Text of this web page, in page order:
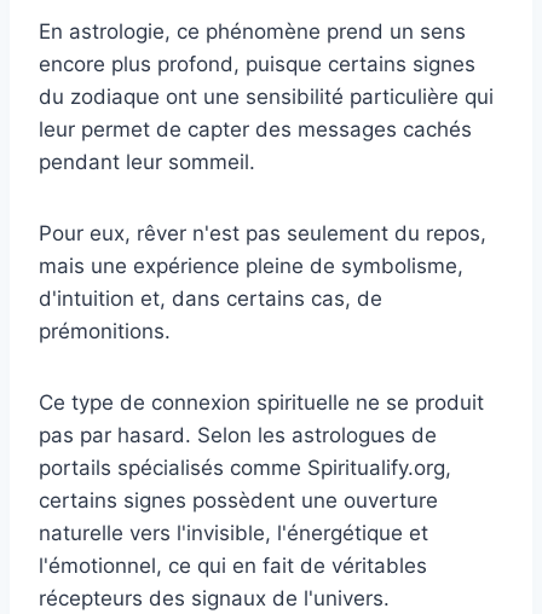
En astrologie, ce phénomène prend un sens
encore plus profond, puisque certains signes
du zodiaque ont une sensibilité particulière qui
leur permet de capter des messages cachés
pendant leur sommeil.
Pour eux, rêver n'est pas seulement du repos,
mais une expérience pleine de symbolisme,
d'intuition et, dans certains cas, de
prémonitions.
Ce type de connexion spirituelle ne se produit
pas par hasard. Selon les astrologues de
portails spécialisés comme Spiritualify.org,
certains signes possèdent une ouverture
naturelle vers l'invisible, l'énergétique et
l'émotionnel, ce qui en fait de véritables
récepteurs des signaux de l'univers.